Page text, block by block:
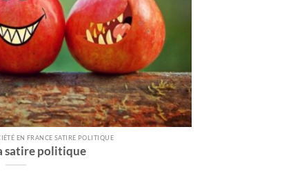
EN FRANCE SATIRE POLITIQUE
satire politique